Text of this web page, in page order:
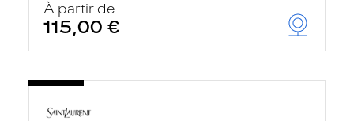
À partir de
115,00 €